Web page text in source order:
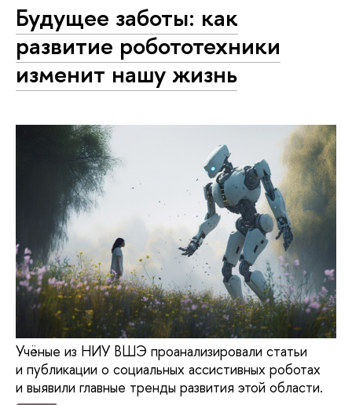
Будущее заботы: как
развитие робототехники
изменит нашу жизнь
Учёные из НИУ ВШЭ проанализировали статьи
и публикации о социальных ассистивных роботах
и выявили главные тренды развития этой области.